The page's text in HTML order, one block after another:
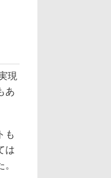
現
あ
も
は